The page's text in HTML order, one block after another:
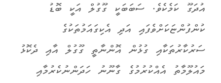
އުދަގޫ ކަމެކެވެ. ސަބަބަކީ ގޫގުލް އަކީ ބޮޑު
ކުންފުންޏަކަށްވެފައި އަދި އެކިގައަމުތަކުގެ
ސަރުކާރުތަކާއި ގުޅުން އޮންނާތީ ގޫގުލް އާއި ދެކޮޅު
މައުލޫމާތު އެއްކުރުމުގެ ގާނޫނު ހަދަންނުކެރުމާއި